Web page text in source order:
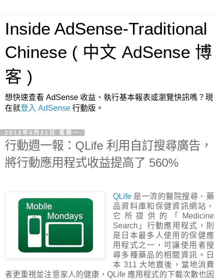
Inside AdSense-Traditional
Chinese ( 中文 AdSense 博
客 )
想快速查看 AdSense 收益、執行基本報表或瀏覽快訊嗎？現
在就登入 AdSense 行動版。
2012年5月21日 星期一
行動週一報：QLife 利用自訂搜尋廣告，
將行動應用程式收益提高了 560%
QLife 是一流的醫院搜尋、藥
品資料庫和保健資訊網站，
它所提供的「Medicine
Search」行動應用程式，則
是日本最多人使用的保健應
用程式之一，可讓使用者搜
尋多種藥品的相關資訊。日
本 311 大地震後，當地消費
者更重視並注意家人的健康，QLife 應用程式的下載次數也因